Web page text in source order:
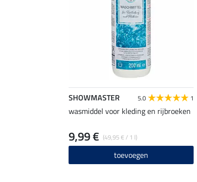
SHOWMASTER 5.0 1
wasmiddel voor kleding en rijbroeken
(49,95 € / 1 l)
9,99 €
toevoegen